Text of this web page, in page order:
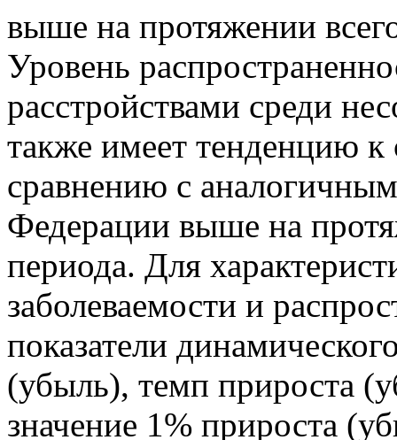
выше на протяжении
Уровень
расстройствами среди
также имеет тенденцию
сравнению с
Федерации выше на
периода. Для
заболеваемости и
показатели
(убыль), темп прироста
значение 1% прироста